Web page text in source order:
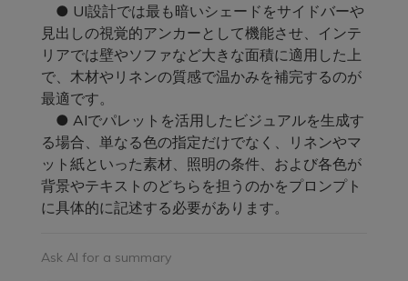
● UI設計では最も暗いシェードをサイドバーや
見出しの視覚的アンカーとして機能させ、インテ
リアでは壁やソファなど大きな面積に適用した上
で、木材やリネンの質感で温かみを補完するのが
最適です。
● AIでパレットを活用したビジュアルを生成す
る場合、単なる色の指定だけでなく、リネンやマ
ット紙といった素材、照明の条件、および各色が
背景やテキストのどちらを担うのかをプロンプト
に具体的に記述する必要があります。
Ask AI for a summary